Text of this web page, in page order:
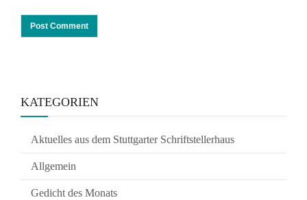
KATEGORIEN
Aktuelles aus dem Stuttgarter Schriftstellerhaus
Allgemein
Gedicht des Monats